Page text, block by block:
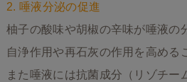
2. 唾液分泌の促進
柚子の酸味や胡椒の辛味が唾液の
自浄作用や再石灰の作用を高める
また唾液には抗菌成分（リゾチー